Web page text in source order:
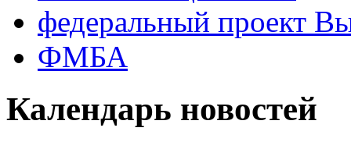
федеральный проект
ФМБА
Календарь новостей